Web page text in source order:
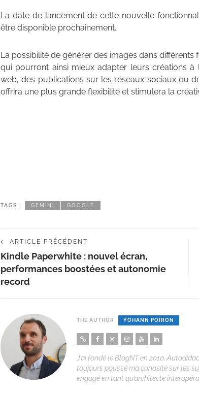
La date de lancement de cette nouvelle
être disponible prochainement.
La possibilité de générer des images dans
qui pourront ainsi mieux adapter leurs créations
web, des publications sur les réseaux sociaux ou
offrira une plus grande flexibilité et stimulera la
TAGS : GEMINI GOOGLE
ARTICLE PRÉCÉDENT
Kindle Paperwhite : nouvel écran,
performances boostées et autonomie
record
THE AUTHOR YOHANN POIRON
J’ai fondé le BlogNT en 2010.
toujours poussé ma curiosité sur les
engagé en tant qu’architecte